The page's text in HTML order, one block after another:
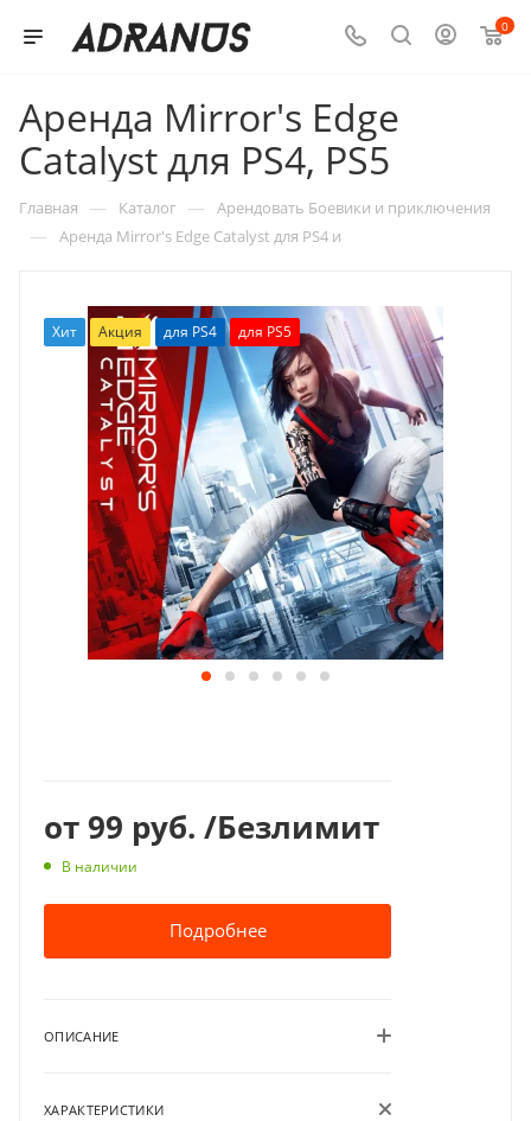
0
Аренда Mirror's Edge
Catalyst для PS4, PS5
Главная — Каталог — Арендовать Боевики и приключения
— Аренда Mirror's Edge Catalyst для PS4 и
Хит Акция для PS4 для PS5
от99 руб. /Безлимит
В наличии
Подробнее
ОПИСАНИЕ
ХАРАКТЕРИСТИКИ